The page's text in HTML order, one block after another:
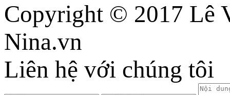
Copyright © 2017 Lê
Nina.vn
Liên hệ với chúng tôi